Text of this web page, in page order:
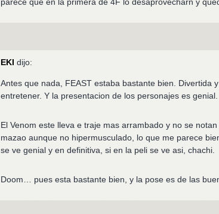
parece que en la primera de 4F lo desaprovecharn y
EKI dijo:
Antes que nada, FEAST estaba bastante bien. Divertida
entretener. Y la presentacion de los personajes es genial.
El Venom este lleva e traje mas arrambado y no se
mazao aunque no hipermusculado, lo que me parece
se ve genial y en definitiva, si en la peli se ve asi, chachi.
Doom… pues esta bastante bien, y la pose es de las